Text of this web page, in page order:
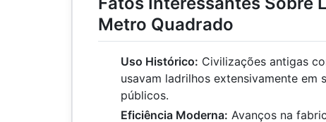
Metro Quadrado
Uso Histórico: Civilizações antigas
usavam ladrilhos extensivamente em
públicos.
Eficiência Moderna: Avanços na